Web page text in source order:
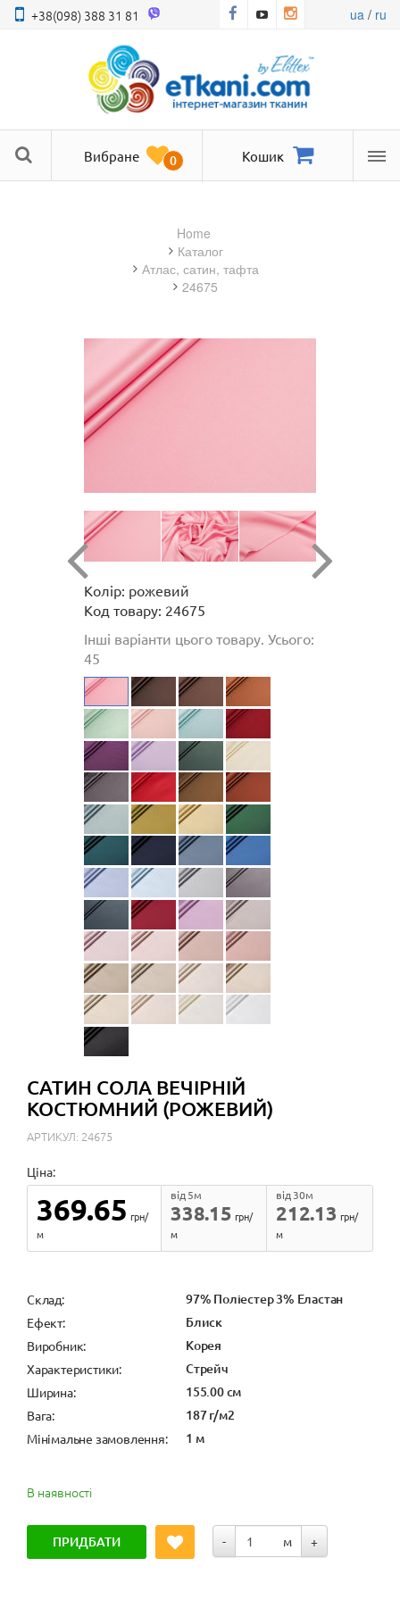
+38(098) 388 31 81 ua/ ru
Вибране 0 Кошик
Home
Каталог
атлас, сатин, тафта
24675
Колір: рожевий
Код товару: 24675
Інші варіанти цього товару. Усього:
45
САТИН СОЛА ВЕЧІРНІЙ
КОСТЮМНИЙ (РОЖЕВИЙ)
АРТИКУЛ: 24675
Ціна:
369.65 грн/
м
338.15
від 5м
грн/
м
212.13
від 30м
грн/
м
Cклад: 97% Поліестер 3% Еластан
Ефект: Блиск
Виробник: Корея
Характеристики: Стрейч
Ширина: 155.00 см
Вага: 187 г/м2
Мінімальне замовлення: 1 м
В наявності
ПРИДБАТИ - м +